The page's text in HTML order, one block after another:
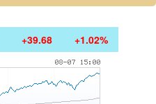
+39.68 +1.02%